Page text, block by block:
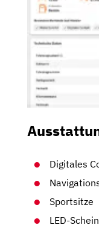
Digitales
Sportsitze
LED-